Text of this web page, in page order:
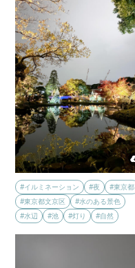
#イルミネーション #夜
#東京都
#東京都文京区
#水のある景色
#水辺
#池 #灯り #自然